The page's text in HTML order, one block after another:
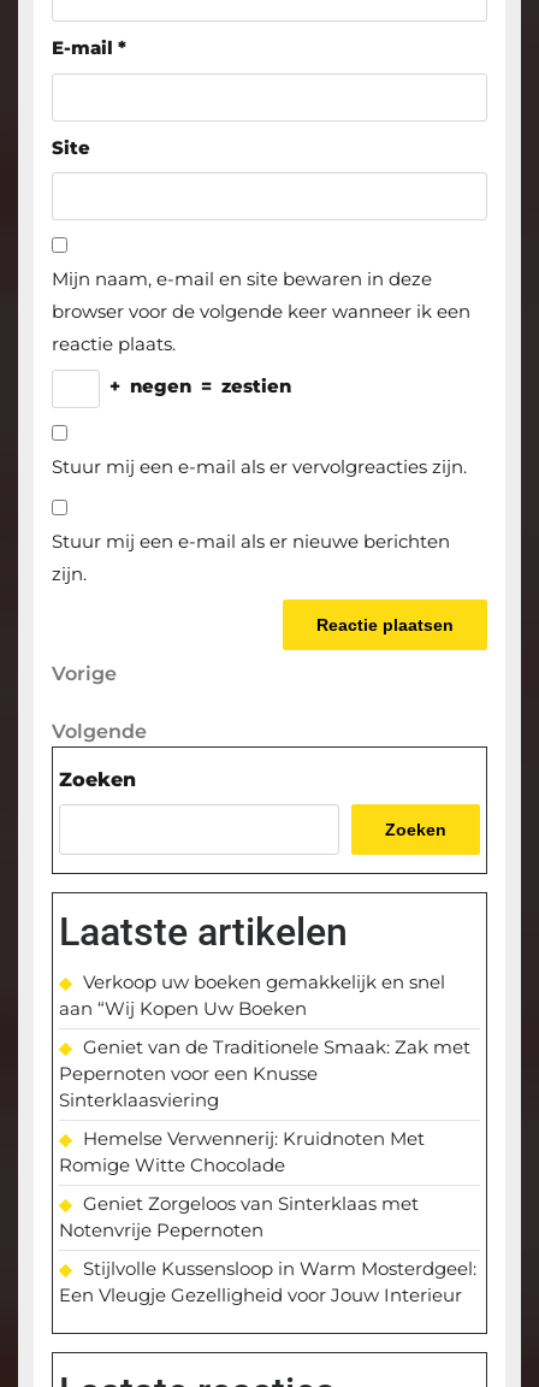
E-mail *
Site
Mijn naam, e-mail en site bewaren in deze
browser voor de volgende keer wanneer ik een
reactie plaats.
+ negen = zestien
Stuur mij een e-mail als er vervolgreacties zijn.
Stuur mij een e-mail als er nieuwe berichten
zijn.
Berichtnavigatie
Vorige
Vorige
Volgende
Volgende
Zoeken
Zoeken
Laatste artikelen
Verkoop uw boeken gemakkelijk en snel
aan “Wij Kopen Uw Boeken
Geniet van de Traditionele Smaak: Zak met
Pepernoten voor een Knusse
Sinterklaasviering
Hemelse Verwennerij: Kruidnoten Met
Romige Witte Chocolade
Geniet Zorgeloos van Sinterklaas met
Notenvrije Pepernoten
Stijlvolle Kussensloop in Warm Mosterdgeel:
Een Vleugje Gezelligheid voor Jouw Interieur